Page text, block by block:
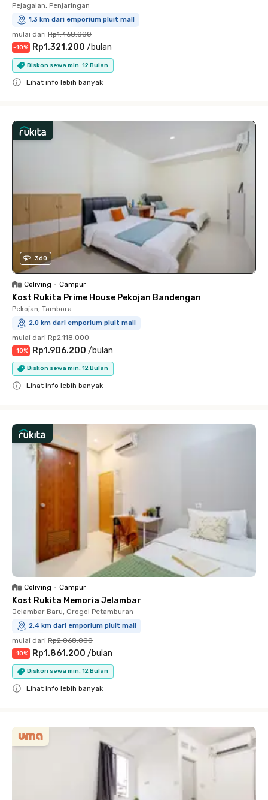
Pejagalan, Penjaringan
1.3 km dari emporium pluit mall
mulai dari Rp1.468.000
-10% Rp1.321.200 /bulan
Diskon sewa min. 12 Bulan
Lihat info lebih banyak
360
Coliving • Campur
Kost Rukita Prime House Pekojan Bandengan
Pekojan, Tambora
2.0 km dari emporium pluit mall
mulai dari Rp2.118.000
-10% Rp1.906.200 /bulan
Diskon sewa min. 12 Bulan
Lihat info lebih banyak
Coliving • Campur
Kost Rukita Memoria Jelambar
Jelambar Baru, Grogol Petamburan
2.4 km dari emporium pluit mall
mulai dari Rp2.068.000
-10% Rp1.861.200 /bulan
Diskon sewa min. 12 Bulan
Lihat info lebih banyak